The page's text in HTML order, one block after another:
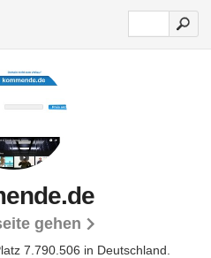
gehen
7.790.506 in Deutschland.